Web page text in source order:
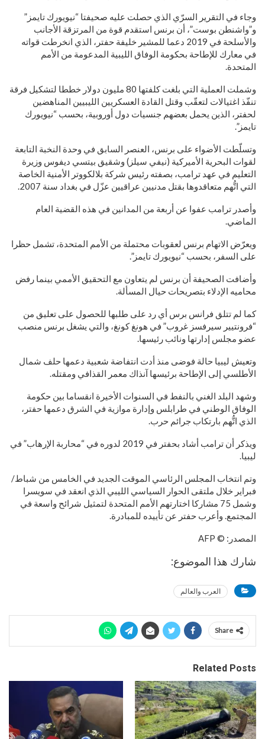
وجاء في التقرير السرّي الذي حصلت عليه صحيفتا “نيويورك تايمز”
و”واشنطن بوست”، أن برنس استقدم قوة من المرتزقة الأجانب
والأسلحة في 2019 دعما للمشير خليفة حفتر، الذي انخرطت قواته
في معارك للإطاحة بحكومة الوفاق الليبية المدعومة من الأمم
المتحدة.
وشملت العملية التي بلغت كلفتها 80 مليون دولار خططا لتشكيل فرقة
تنفّذ اغتيالات لتعقّب وقتل القادة العسكريين الليبيين المناهضين
لحفتر، الذين يحمل بعضهم جنسيات دول أوروبية، بحسب “نيويورك
تايمز”.
وتسلّطت الأضواء على برنس، العنصر السابق في وحدة النخبة التابعة
لقوات البحرية الأميركية (نيفي سيلز) وشقيق بيتسي ديفوس وزيرة
التعليم في عهد ترامب، بصفته رئيس شركة بلالكووتر الأمنية الخاصة
التي اتُّهم متعاقدوها بقتل مدنيين عراقيين عزّل في بغداد سنة 2007.
وأصدر ترامب عفوا عن أربعة من المدانين في هذه القضية العام
الماضي.
ويعرّض الاتهام برنس لعقوبات محتملة من الأمم المتحدة، تشمل حظرا
على السفر، بحسب “نيويورك تايمز”.
وأضافت الصحيفة أن برنس لم يتعاون مع التحقيق الأممي بينما رفض
محاميه الإدلاء بتصريحات حيال المسألة.
كما لم تتلق فرانس برس أي رد على طلبها للحصول على تعليق من
“فرونتيير سيرفسز غروب” في هونغ كونغ، والتي يشغل برنس منصب
عضو مجلس إدارتها ونائب رئيسها.
وتعيش ليبيا حالة فوضى منذ أدت انتفاضة شعبية دعمها حلف شمال
الأطلسي إلى الإطاحة برئيسها آنذاك معمر القذافي ومقتله.
وشهد البلد الغني بالنفط في السنوات الأخيرة انقساما بين حكومة
الوفاق الوطني في طرابلس وإدارة موازية في الشرق دعمها حفتر،
الذي اتُّهم بارتكاب جرائم حرب.
ويذكر أن ترامب أشاد بحفتر في 2019 لدوره في “محاربة الإرهاب” في
ليبيا.
وتم انتخاب المجلس الرئاسي الموقت الجديد في الخامس من شباط/
فبراير خلال ملتقى الحوار السياسي الليبي الذي انعقد في سويسرا
وشمل 75 مشاركا اختارتهم الأمم المتحدة لتمثيل شرائح واسعة في
المجتمع. وأعرب حفتر عن تأييده للمبادرة.
المصدر: © AFP
شارك هذا الموضوع:
العرب والعالم
Share
Related Posts